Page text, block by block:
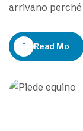
arrivano
sacrificio dei
fallimento è che
Read More